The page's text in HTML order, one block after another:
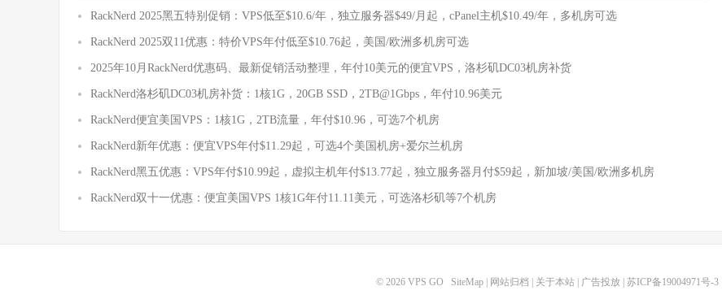
RackNerd 2025黑五特别促销：VPS低至$10.6/年，独立服务器$49/月起，cPanel主机$10.49/年，多机房可选
RackNerd 2025双11优惠：特价VPS年付低至$10.76起，美国/欧洲多机房可选
2025年10月RackNerd优惠码、最新促销活动整理，年付10美元的便宜VPS，洛杉矶DC03机房补货
RackNerd洛杉矶DC03机房补货：1核1G，20GB SSD，2TB@1Gbps，年付10.96美元
RackNerd便宜美国VPS：1核1G，2TB流量，年付$10.96，可选7个机房
RackNerd新年优惠：便宜VPS年付$11.29起，可选4个美国机房+爱尔兰机房
RackNerd黑五优惠：VPS年付$10.99起，虚拟主机年付$13.77起，独立服务器月付$59起，新加坡/美国/欧洲多机房
RackNerd双十一优惠：便宜美国VPS 1核1G年付11.11美元，可选洛杉矶等7个机房
© 2026 VPS GO SiteMap| 网站归档 关于本站| 广告投放| 苏ICP备19004971号-3